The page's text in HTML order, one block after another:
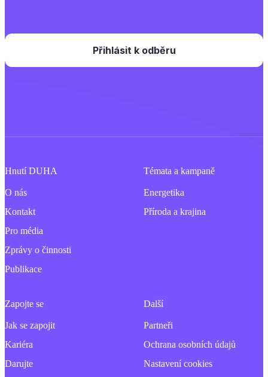
Hnutí DUHA
O nás
Kontakt
Pro média
Zprávy o činnosti
Publikace
Témata a kampaně
Energetika
Příroda a krajina
Zapojte se
Jak se zapojit
Kariéra
Darujte
Další
Partneři
Ochrana osobních údajů
Nastavení cookies